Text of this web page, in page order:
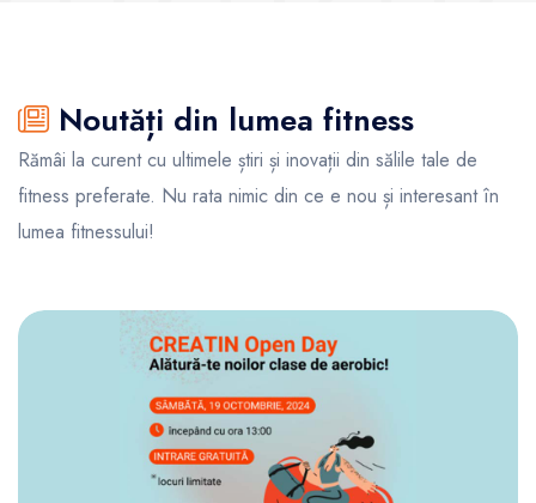
Noutăți din lumea fitness
Rămâi la curent cu ultimele știri și inovații din sălile tale de
fitness preferate. Nu rata nimic din ce e nou și interesant în
lumea fitnessului!